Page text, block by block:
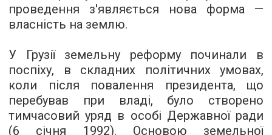
проведення з'являється нова форма —
власність на землю.
У Грузії земельну реформу починали в
поспіху, в складних політичних умовах,
коли після повалення президента, що
перебував при владі, було створено
тимчасовий уряд в особі Державної ради
(6 січня 1992). Основою земельної